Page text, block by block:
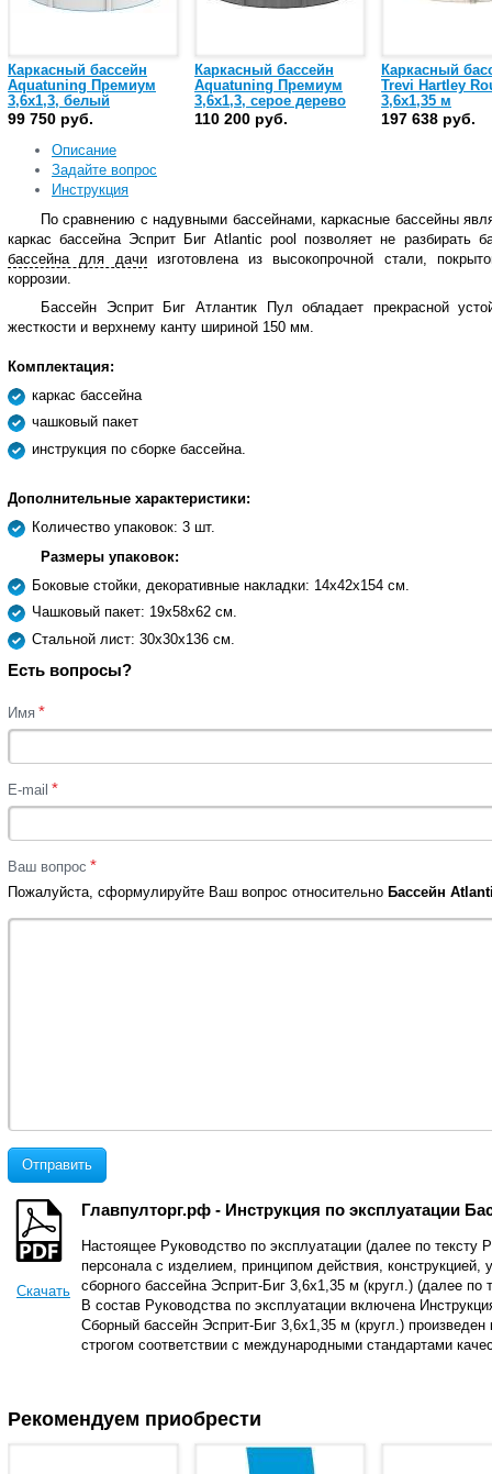
Каркасный бассейн
Aquatuning Премиум
3,6х1,3, белый
99 750 руб.
Каркасный бассейн
Aquatuning Премиум
3,6х1,3, серое дерево
110 200 руб.
Каркасный
Trevi Hartley
3,6х1,35 м
197 638 руб.
Описание
Задайте вопрос
Инструкция
По сравнению с надувными бассейнами, каркасные бассейны
каркас бассейна Эсприт Биг Atlantic pool позволяет не разбирать
бассейна для дачиизготовлена из высокопрочной стали,
коррозии.
Бассейн Эсприт Биг Атлантик Пул обладает прекрасной
жесткости и верхнему канту шириной 150 мм.
Комплектация:
каркас бассейна
чашковый пакет
инструкция по сборке бассейна.
Дополнительные характеристики:
Количество упаковок: 3 шт.
Размеры упаковок:
Боковые стойки, декоративные накладки: 14х42х154 см.
Чашковый пакет: 19х58х62 см.
Стальной лист: 30х30х136 см.
Есть вопросы?
Имя *
E-mail *
Ваш вопрос *
Пожалуйста, сформулируйте Ваш вопрос относительно Бассейн
Отправить
Скачать
Главпулторг.рф - Инструкция по эксплуатации
Настоящее Руководство по эксплуатации (далее по
персонала с изделием, принципом действия,
сборного бассейна Эсприт-Биг 3,6х1,35 м (кругл.) (далее по
В состав Руководства по эксплуатации включена
Сборный бассейн Эсприт-Биг 3,6х1,35 м (кругл.)
строгом соответствии с международными стандартами
Рекомендуем приобрести